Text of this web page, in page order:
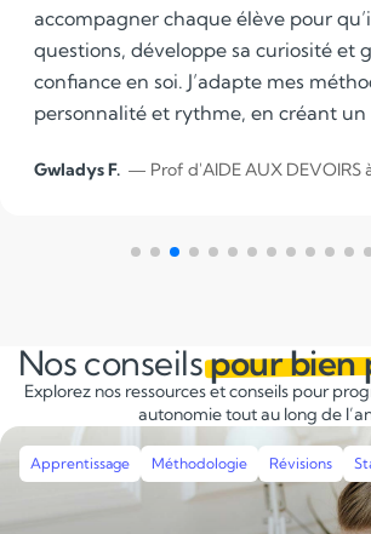
Jérôme V.— Prof d'aide aux devoirs à
Nos conseilspour bien
Explorez nos ressources et conseils pour
autonomie tout au long de
Apprentissage Méthodologie